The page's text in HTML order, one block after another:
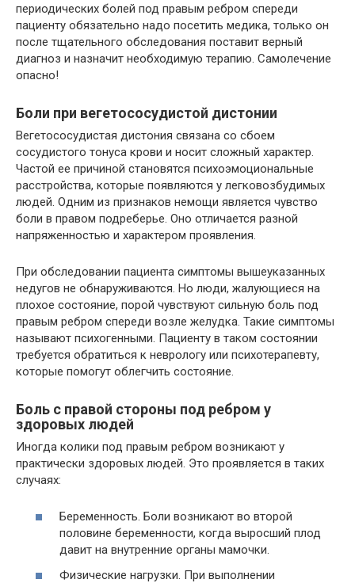
периодических болей под правым ребром спереди
пациенту обязательно надо посетить медика, только он
после тщательного обследования поставит верный
диагноз и назначит необходимую терапию. Самолечение
опасно!
Боли при вегетососудистой дистонии
Вегетососудистая дистония связана со сбоем
сосудистого тонуса крови и носит сложный характер.
Частой ее причиной становятся психоэмоциональные
расстройства, которые появляются у легковозбудимых
людей. Одним из признаков немощи является чувство
боли в правом подреберье. Оно отличается разной
напряженностью и характером проявления.
При обследовании пациента симптомы вышеуказанных
недугов не обнаруживаются. Но люди, жалующиеся на
плохое состояние, порой чувствуют сильную боль под
правым ребром спереди возле желудка. Такие симптомы
называют психогенными. Пациенту в таком состоянии
требуется обратиться к неврологу или психотерапевту,
которые помогут облегчить состояние.
Боль с правой стороны под ребром у
здоровых людей
Иногда колики под правым ребром возникают у
практически здоровых людей. Это проявляется в таких
случаях:
Беременность. Боли возникают во второй
половине беременности, когда выросший плод
давит на внутренние органы мамочки.
Физические нагрузки. При выполнении